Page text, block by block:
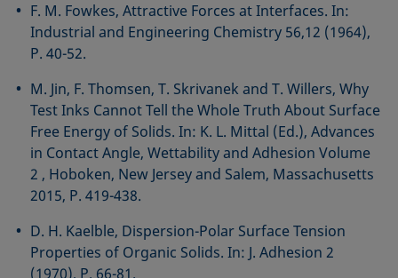
F. M. Fowkes, Attractive Forces at Interfaces. In:
Industrial and Engineering Chemistry 56,12 (1964),
P. 40-52.
M. Jin, F. Thomsen, T. Skrivanek and T. Willers, Why
Test Inks Cannot Tell the Whole Truth About Surface
Free Energy of Solids. In: K. L. Mittal (Ed.), Advances
in Contact Angle, Wettability and Adhesion Volume
2 , Hoboken, New Jersey and Salem, Massachusetts
2015, P. 419-438.
D. H. Kaelble, Dispersion-Polar Surface Tension
Properties of Organic Solids. In: J. Adhesion 2
(1970), P. 66-81.